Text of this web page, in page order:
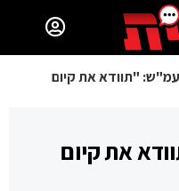
"תוודא את קיום
את קיום